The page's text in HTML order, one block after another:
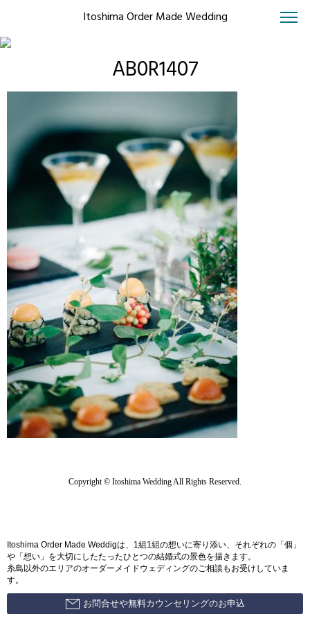
Itoshima Order Made Wedding
AB0R1407
Copyright © Itoshima Wedding All Rights Reserved.
Itoshima Order Made Weddigは、1組1組の想いに寄り添い、それぞれの「個」
や「想い」を大切にしたたったひとつの結婚式の景色を描きます。
糸島以外のエリアのオーダーメイドウェディングのご相談もお受けしていま
す。
お問合せや無料カウンセリングのお申込